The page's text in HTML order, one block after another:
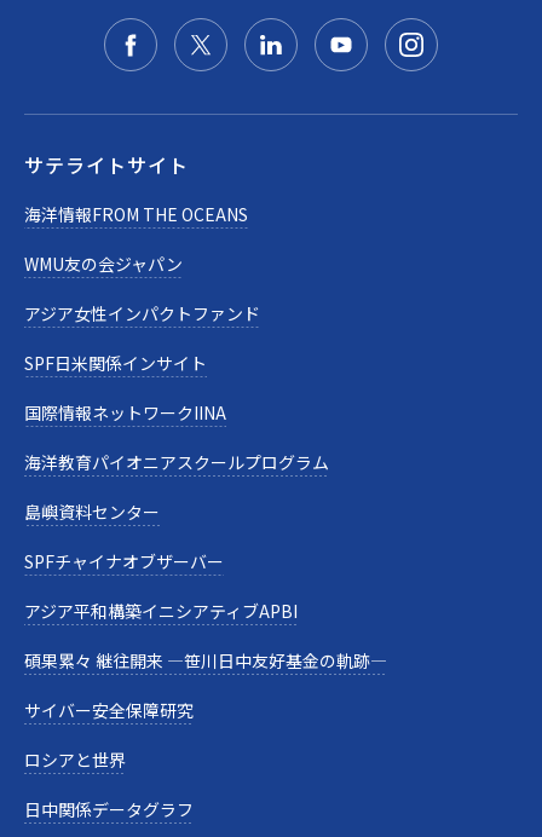
サテライトサイト
海洋情報FROM THE OCEANS
WMU友の会ジャパン
アジア女性インパクトファンド
SPF日米関係インサイト
国際情報ネットワークIINA
海洋教育パイオニアスクールプログラム
島嶼資料センター
SPFチャイナオブザーバー
アジア平和構築イニシアティブAPBI
碩果累々 継往開来 —笹川日中友好基金の軌跡—
サイバー安全保障研究
ロシアと世界
日中関係データグラフ